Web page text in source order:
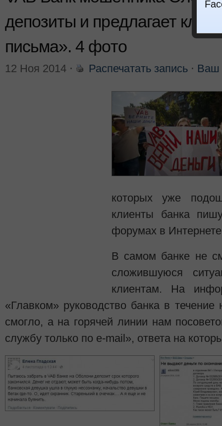
депозиты и предлагает
письма». 4 фото
12 Ноя 2014 ⋅ Распечатать запись ⋅ Ваш
которых уже
клиенты банка
форумах в
В самом банке не
сложившуюся
клиентам. На
«Главком» руководство банка в течение
смогло, а на горячей линии нам
службу только по e-mail», ответа на